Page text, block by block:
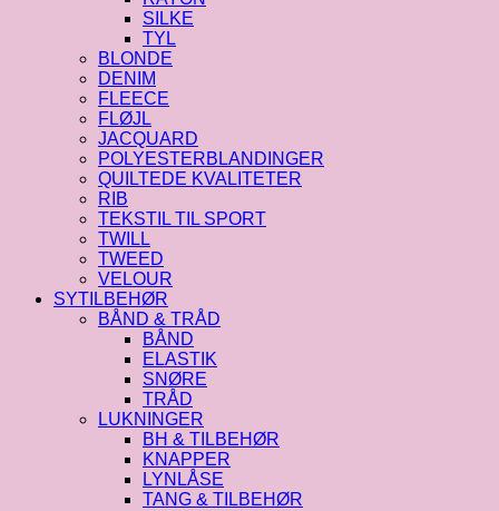
SILKE
TYL
BLONDE
DENIM
FLEECE
FLØJL
JACQUARD
POLYESTERBLANDINGER
QUILTEDE KVALITETER
RIB
TEKSTIL TIL SPORT
TWILL
TWEED
VELOUR
SYTILBEHØR
BÅND & TRÅD
BÅND
ELASTIK
SNØRE
TRÅD
LUKNINGER
BH & TILBEHØR
KNAPPER
LYNLÅSE
TANG & TILBEHØR